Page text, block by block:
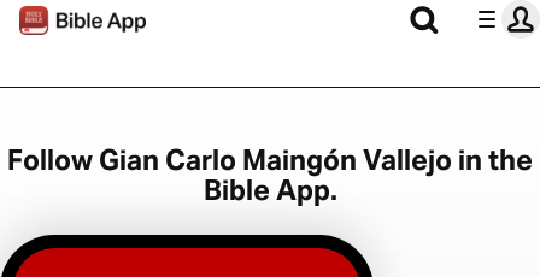
Follow Gian Carlo Maingón Vallejo in the
Bible App.